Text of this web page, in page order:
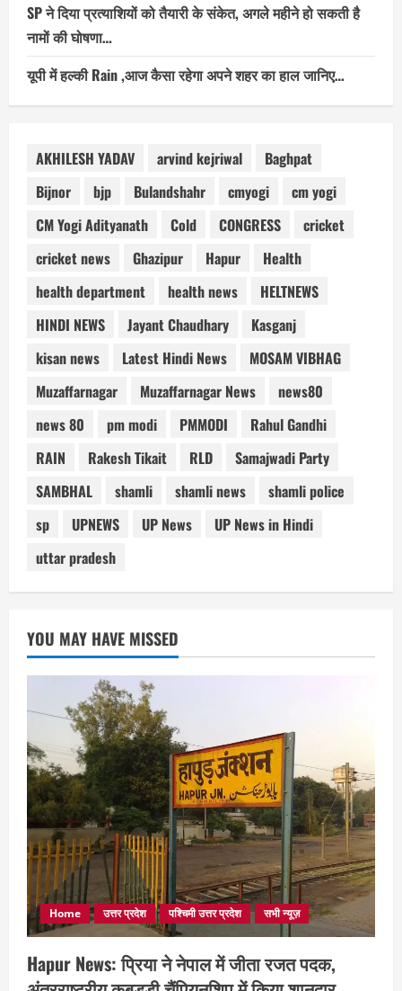
SP ने दिया प्रत्याशियों को तैयारी के संकेत, अगले महीने हो सकती है
नामों की घोषणा…
यूपी में हल्की Rain ,आज कैसा रहेगा अपने शहर का हाल जानिए…
AKHILESH YADAV arvind kejriwal
Baghpat
Bijnor
bjp Bulandshahr cmyogi
cm yogi
CM Yogi Adityanath
Cold CONGRESS
cricket
cricket news
Ghazipur Hapur
Health
health department
health news
HELTNEWS
HINDI NEWS
Jayant Chaudhary
Kasganj
kisan news
Latest Hindi News
MOSAM VIBHAG
Muzaffarnagar
Muzaffarnagar News
news80
news 80
pm modi PMMODI
Rahul Gandhi
RAIN
Rakesh Tikait RLD
Samajwadi Party
SAMBHAL
shamli shamli news
shamli police
sp
UPNEWS UP News
UP News in Hindi
uttar pradesh
YOU MAY HAVE MISSED
Home उत्तर प्रदेश पश्चिमी उत्तर प्रदेश सभी न्यूज़
Hapur News: प्रिया ने नेपाल में जीता रजत पदक,